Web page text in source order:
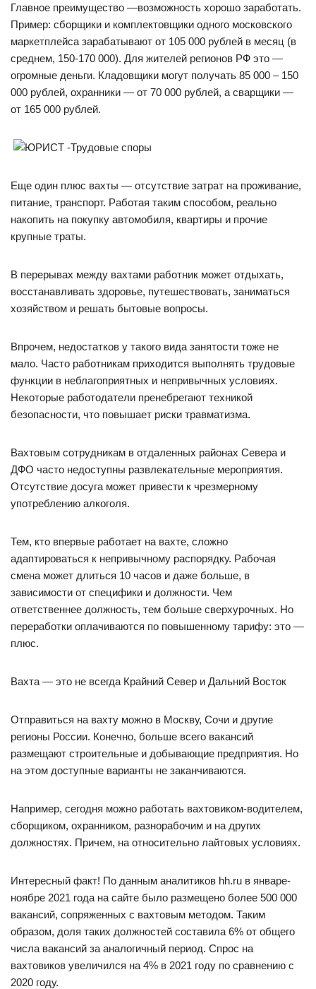
Главное преимущество —возможность хорошо заработать.
Пример: сборщики и комплектовщики одного московского
маркетплейса зарабатывают от 105 000 рублей в месяц (в
среднем, 150-170 000). Для жителей регионов РФ это —
огромные деньги. Кладовщики могут получать 85 000 – 150
000 рублей, охранники — от 70 000 рублей, а сварщики —
от 165 000 рублей.
Еще один плюс вахты — отсутствие затрат на проживание,
питание, транспорт. Работая таким способом, реально
накопить на покупку автомобиля, квартиры и прочие
крупные траты.
В перерывах между вахтами работник может отдыхать,
восстанавливать здоровье, путешествовать, заниматься
хозяйством и решать бытовые вопросы.
Впрочем, недостатков у такого вида занятости тоже не
мало. Часто работникам приходится выполнять трудовые
функции в неблагоприятных и непривычных условиях.
Некоторые работодатели пренебрегают техникой
безопасности, что повышает риски травматизма.
Вахтовым сотрудникам в отдаленных районах Севера и
ДФО часто недоступны развлекательные мероприятия.
Отсутствие досуга может привести к чрезмерному
употреблению алкоголя.
Тем, кто впервые работает на вахте, сложно
адаптироваться к непривычному распорядку. Рабочая
смена может длиться 10 часов и даже больше, в
зависимости от специфики и должности. Чем
ответственнее должность, тем больше сверхурочных. Но
переработки оплачиваются по повышенному тарифу: это —
плюс.
Вахта — это не всегда Крайний Север и Дальний Восток
Отправиться на вахту можно в Москву, Сочи и другие
регионы России. Конечно, больше всего вакансий
размещают строительные и добывающие предприятия. Но
на этом доступные варианты не заканчиваются.
Например, сегодня можно работать вахтовиком-водителем,
сборщиком, охранником, разнорабочим и на других
должностях. Причем, на относительно лайтовых условиях.
Интересный факт! По данным аналитиков hh.ru в январе-
ноябре 2021 года на сайте было размещено более 500 000
вакансий, сопряженных с вахтовым методом. Таким
образом, доля таких должностей составила 6% от общего
числа вакансий за аналогичный период. Спрос на
вахтовиков увеличился на 4% в 2021 году по сравнению с
2020 году.